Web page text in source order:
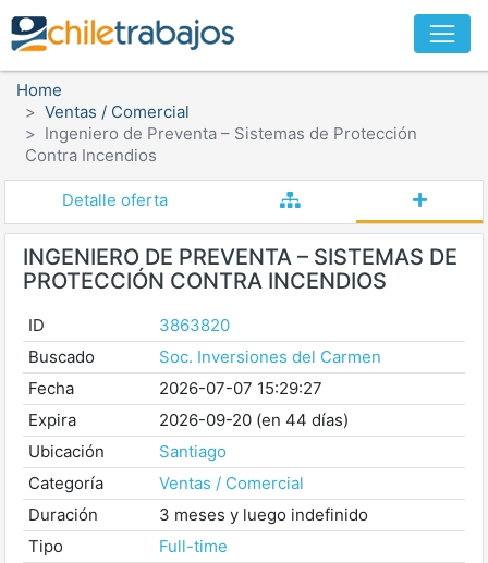
Home
Ventas / Comercial
Ingeniero de Preventa – Sistemas de Protección
Contra Incendios
Detalle oferta
INGENIERO DE PREVENTA – SISTEMAS DE
PROTECCIÓN CONTRA INCENDIOS
ID
3863820
Buscado
Soc. Inversiones del Carmen
Fecha
2026-07-07 15:29:27
Expira
2026-09-20 (en 44 días)
Ubicación
Santiago
Categoría
Ventas / Comercial
Duración
3 meses y luego indefinido
Tipo
Full-time